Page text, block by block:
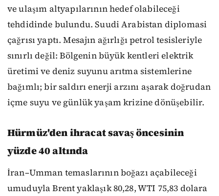
ve ulaşım altyapılarının hedef olabileceği
tehdidinde bulundu. Suudi Arabistan diplomasi
çağrısı yaptı. Mesajın ağırlığı petrol tesisleriyle
sınırlı değil: Bölgenin büyük kentleri elektrik
üretimi ve deniz suyunu arıtma sistemlerine
bağımlı; bir saldırı enerji arzını aşarak doğrudan
içme suyu ve günlük yaşam krizine dönüşebilir.
Hürmüz'den ihracat savaş öncesinin
yüzde 40 altında
İran–Umman temaslarının boğazı açabileceği
umuduyla Brent yaklaşık 80,28, WTI 75,83 dolara